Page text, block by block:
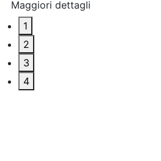
Maggiori dettagli
1
2
3
4